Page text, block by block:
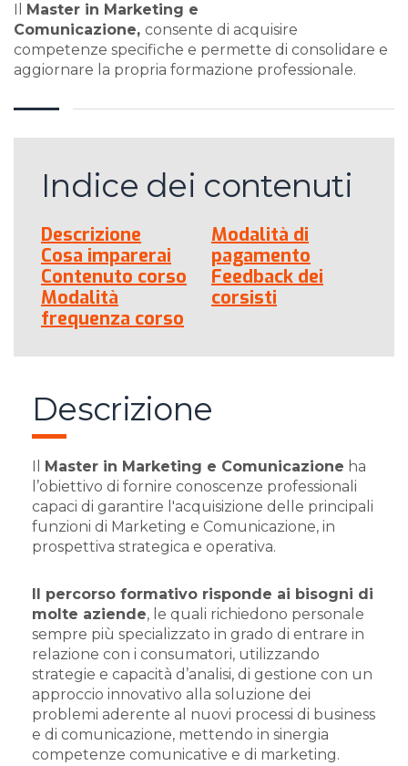
Master in Marketing e
Comunicazione, consente di acquisire
competenze specifiche e permette di consolidare e
aggiornare la propria formazione professionale.
Indice dei contenuti
Descrizione
Cosa imparerai
Contenuto corso
Modalità
frequenza corso
Modalità di
pagamento
Feedback dei
corsisti
Descrizione
Master in Marketing e Comunicazione ha
l’obiettivo di fornire conoscenze professionali
capaci di garantire l'acquisizione delle principali
funzioni di Marketing e Comunicazione, in
prospettiva strategica e operativa.
Il percorso formativo risponde ai bisogni di
molte aziende, le quali richiedono personale
sempre più specializzato in grado di entrare in
relazione con i consumatori, utilizzando
strategie e capacità d’analisi, di gestione con un
approccio innovativo alla soluzione dei
problemi aderente al nuovi processi di business
e di comunicazione, mettendo in sinergia
competenze comunicative e di marketing.